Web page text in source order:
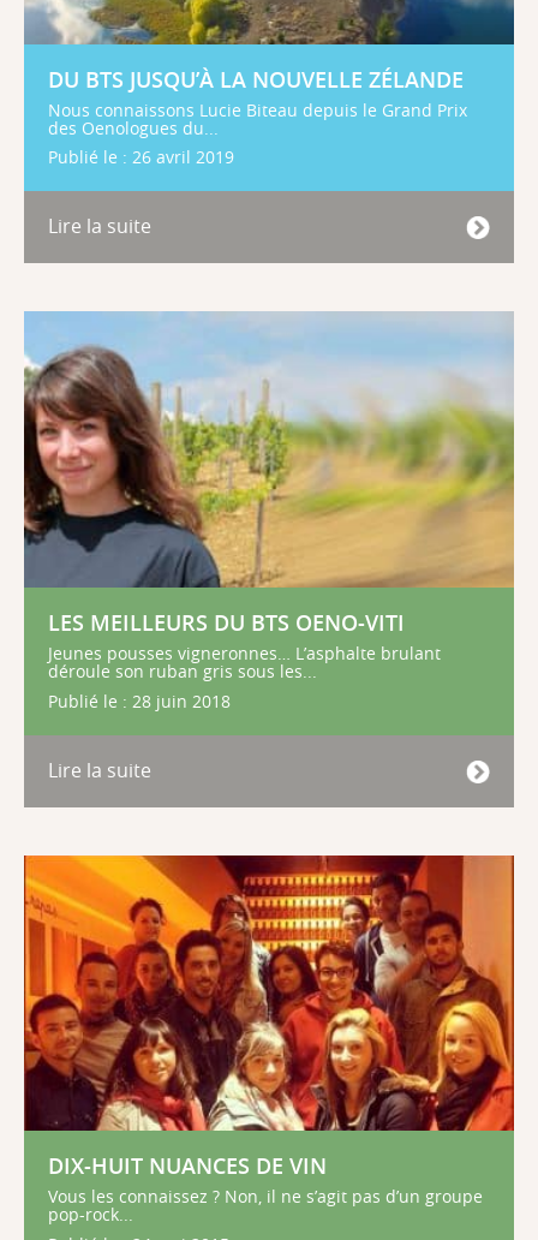
DU BTS JUSQU’À LA NOUVELLE ZÉLANDE
Nous connaissons Lucie Biteau depuis le Grand Prix
des Oenologues du...
Publié le : 26 avril 2019
Lire la suite
LES MEILLEURS DU BTS OENO-VITI
Jeunes pousses vigneronnes… L’asphalte brulant
déroule son ruban gris sous les...
Publié le : 28 juin 2018
Lire la suite
DIX-HUIT NUANCES DE VIN
Vous les connaissez ? Non, il ne s’agit pas d’un groupe
pop-rock...